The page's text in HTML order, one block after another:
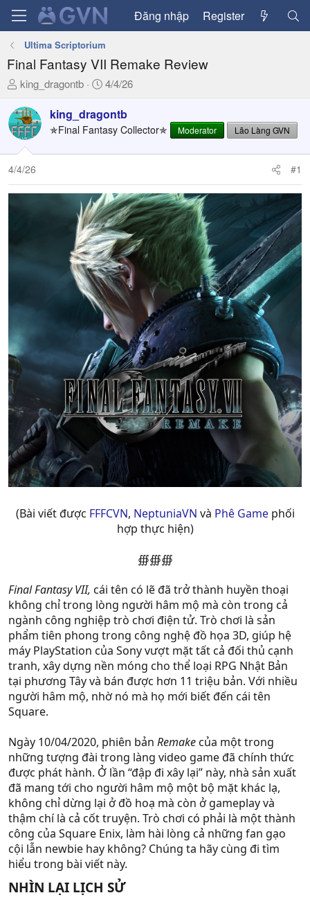
Đăng nhập Register
Ultima Scriptorium
Final Fantasy VII Remake Review
T
r
e
a
d
s
t
r
king_dragontb
N
à
y
ử
4/4/26
king_dragontb
✯Final Fantasy Collector✯ Moderator Lão Làng GVN
4/4/26 #1
(Bài viết được FFFCVN, NeptuniaVN và Phê Gamephối
hợp thực hiện)
∰∰∰
Final Fantasy VII, cái tên có lẽ đã trở thành huyền thoại
không chỉ trong lòng người hâm mộ mà còn trong cả
ngành công nghiệp trò chơi điện tử. Trò chơi là sản
phẩm tiên phong trong công nghệ đồ họa 3D, giúp hệ
máy PlayStation của Sony vượt mặt tất cả đối thủ cạnh
tranh, xây dựng nền móng cho thể loại RPG Nhật Bản
tại phương Tây và bán được hơn 11 triệu bản. Với nhiều
người hâm mộ, nhờ nó mà họ mới biết đến cái tên
Square.
Ngày 10/04/2020, phiên bản Remakecủa một trong
những tượng đài trong làng video game đã chính thức
được phát hành. Ở lần “đập đi xây lại” này, nhà sản xuất
đã mang tới cho người hâm mộ một bộ mặt khác lạ,
không chỉ dừng lại ở đồ hoạ mà còn ở gameplay và
thậm chí là cả cốt truyện. Trò chơi có phải là một thành
công của Square Enix, làm hài lòng cả những fan gạo
cội lẫn newbie hay không? Chúng ta hãy cùng đi tìm
hiểu trong bài viết này.
NHÌN LẠI LỊCH SỬ​